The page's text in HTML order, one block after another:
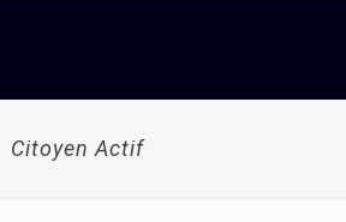
Citoyen Actif